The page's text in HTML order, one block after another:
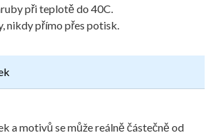
při teplotě do 40C.
nikdy přímo přes potisk.
a motivů se může reálně částečně od